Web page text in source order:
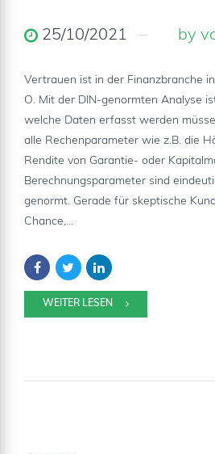
25/10/2021 by
Vertrauen ist in der Finanzbranche
O. Mit der DIN-genormten Analyse
welche Daten erfasst werden
alle Rechenparameter wie z.B. die
Rendite von Garantie- oder
Berechnungsparameter sind
genormt. Gerade für skeptische
Chance,...
WEITER LESEN